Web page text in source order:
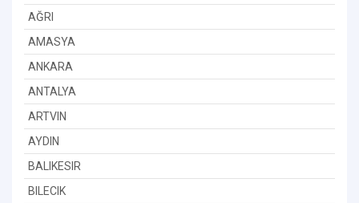
AĞRI
AMASYA
ANKARA
ANTALYA
ARTVIN
AYDIN
BALIKESIR
BILECIK